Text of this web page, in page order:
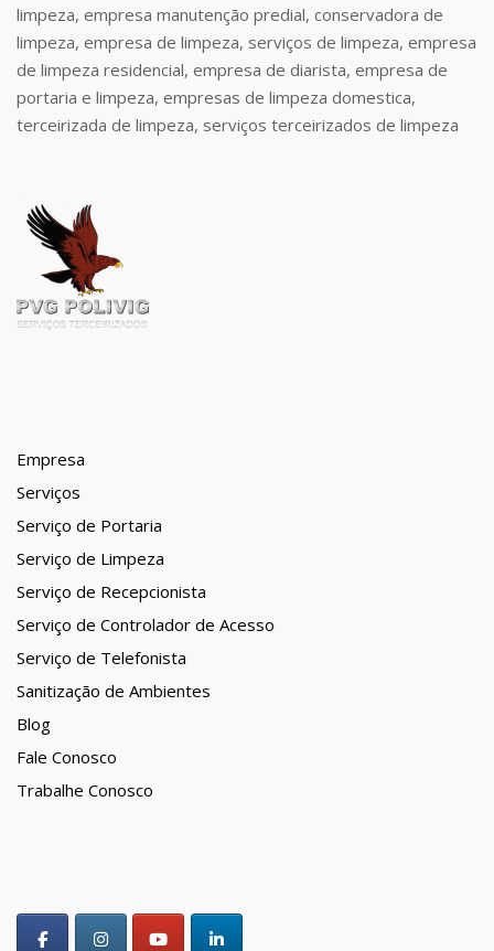
limpeza, empresa manutenção predial, conservadora de
limpeza, empresa de limpeza, serviços de limpeza, empresa
de limpeza residencial, empresa de diarista, empresa de
portaria e limpeza, empresas de limpeza domestica,
terceirizada de limpeza, serviços terceirizados de limpeza
Empresa
Serviços
Serviço de Portaria
Serviço de Limpeza
Serviço de Recepcionista
Serviço de Controlador de Acesso
Serviço de Telefonista
Sanitização de Ambientes
Blog
Fale Conosco
Trabalhe Conosco